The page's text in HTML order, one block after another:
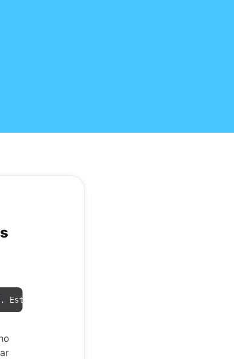
archivos se pueden utilizar junto con